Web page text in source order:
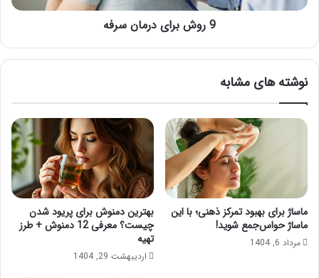
9 روش برای درمان سرفه
نوشته های مشابه
ماساژ برای بهبود تمرکز ذهنی؛ با این
ماساژ حواس‌جمع شوید!
مرداد 6, 1404
بهترین دمنوش برای پریود شدن
چیست؟ معرفی 12 دمنوش + طرز
تهیه
اردیبهشت 29, 1404